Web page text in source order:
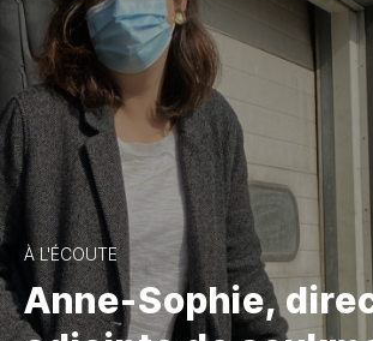
À L'ÉCOUTE
Anne-Sophie,